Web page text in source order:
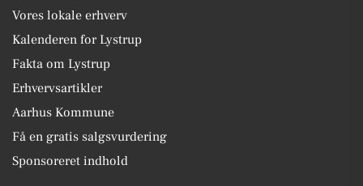
Vores lokale erhverv
Kalenderen for Lystrup
Fakta om Lystrup
Erhvervsartikler
Aarhus Kommune
Få en gratis salgsvurdering
Sponsoreret indhold